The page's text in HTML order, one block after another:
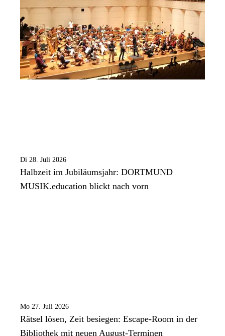
Di 28. Juli 2026
Halbzeit im Jubiläumsjahr: DORTMUND
MUSIK.education blickt nach vorn
Mo 27. Juli 2026
Rätsel lösen, Zeit besiegen: Escape-Room in der
Bibliothek mit neuen August-Terminen